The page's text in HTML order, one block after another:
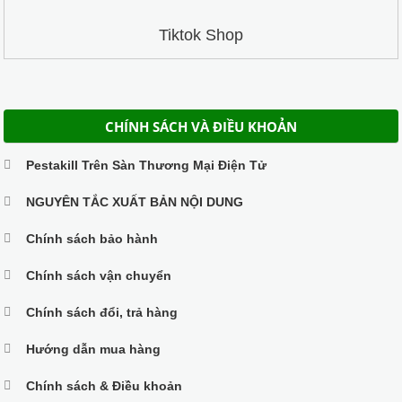
Tiktok Shop
CHÍNH SÁCH VÀ ĐIỀU KHOẢN
Pestakill Trên Sàn Thương Mại Điện Tử
NGUYÊN TẮC XUẤT BẢN NỘI DUNG
Chính sách bảo hành
Chính sách vận chuyển
Chính sách đổi, trả hàng
Hướng dẫn mua hàng
Chính sách & Điều khoản